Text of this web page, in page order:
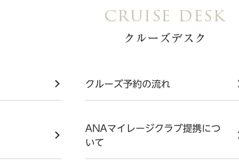
cruise desk
クルーズデスク
クルーズ予約の流れ
ANAマイレージクラブ提携につ
いて